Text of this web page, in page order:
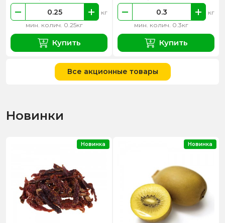
мин. колич. 0.25кг
кг
Купить
мин. колич. 0.3кг
кг
Купить
Все акционные товары
Новинки
Новинка Новинка